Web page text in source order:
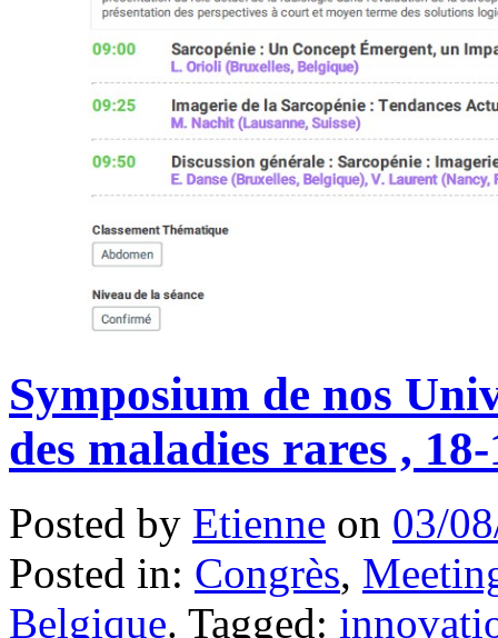
Symposium de nos
des maladies rares ,
Posted by Etienne on 03/
Posted in: Congrès,
Belgique. Tagged: